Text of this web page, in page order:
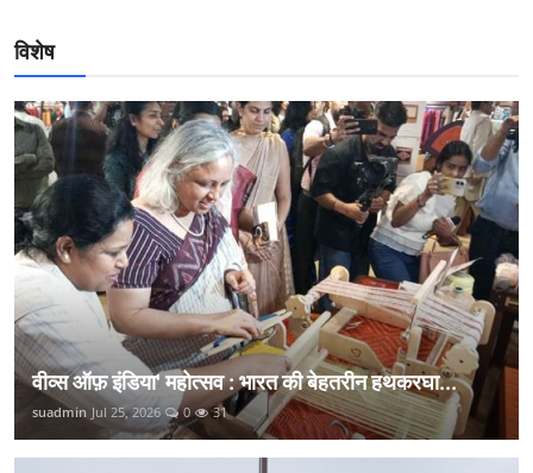
विशेष
वीव्स ऑफ़ इंडिया' महोत्सव : भारत की बेहतरीन हथकरघा...
suadmin Jul 25, 2026 0 31